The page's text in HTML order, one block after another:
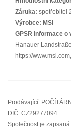
Záruka: spotřebitel
Výrobce: MSI
GPSR informace o
Hanauer
https://
Prodávající:
DIČ: CZ29277094
Společnost je